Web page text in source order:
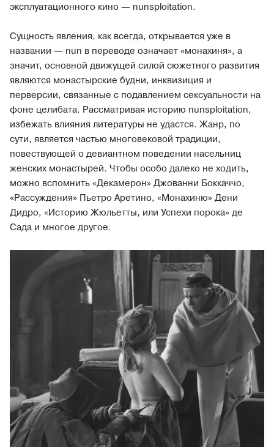
эксплуатационного кино — nunsploitation.
Сущность явления, как всегда, открывается уже в
названии — nun в переводе означает «монахиня», а
значит, основной движущей силой сюжетного развития
являются монастырские будни, инквизиция и
перверсии, связанные с подавлением сексуальности на
фоне целибата. Рассматривая историю nunsploitation,
избежать влияния литературы не удастся. Жанр, по
сути, является частью многовековой традиции,
повествующей о девиантном поведении насельниц
женских монастырей. Чтобы особо далеко не ходить,
можно вспомнить «Декамерон» Джованни Боккаччо,
«Рассуждения» Пьетро Аретино, «Монахиню» Дени
Дидро, «Историю Жюльетты, или Успехи порока» де
Сада и многое другое.